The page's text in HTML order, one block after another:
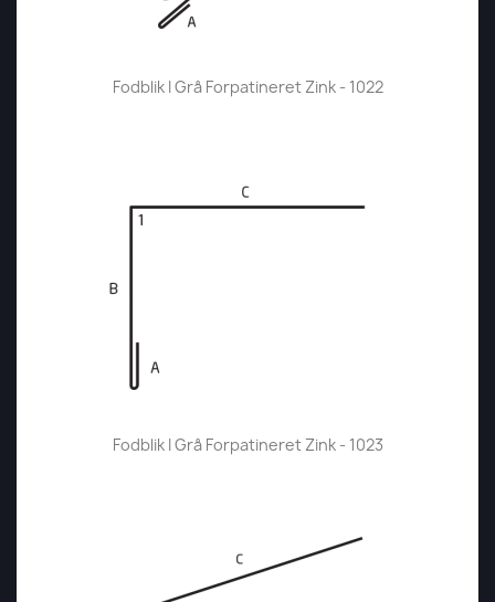
Fodblik I Grå Forpatineret Zink - 1022
Fodblik I Grå Forpatineret Zink - 1023